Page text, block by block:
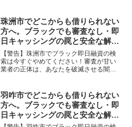
市で違法業者を避け、借金地獄から抜け
出した方々の実体験と確実な解決策を完
全公開。
珠洲市でどこからも借りられない
方へ。ブラックでも審査なし・即
日キャッシングの罠と安全な解決
策
【警告】珠洲市でブラック即日融資の検
索は今すぐやめてください！審査が甘い
業者の正体は、あなたを破滅させる闇金
市で違法業者を避け、借金地獄から抜け
出した方々の実体験と確実な解決策を完
全公開。
羽咋市でどこからも借りられない
方へ。ブラックでも審査なし・即
日キャッシングの罠と安全な解決
策